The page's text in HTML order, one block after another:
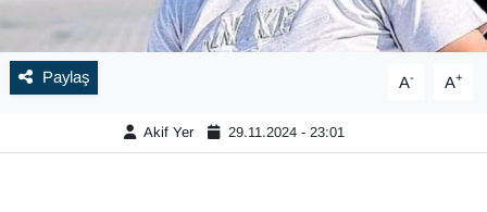
Paylaş A- A+
Akif Yer 29.11.2024 - 23:01